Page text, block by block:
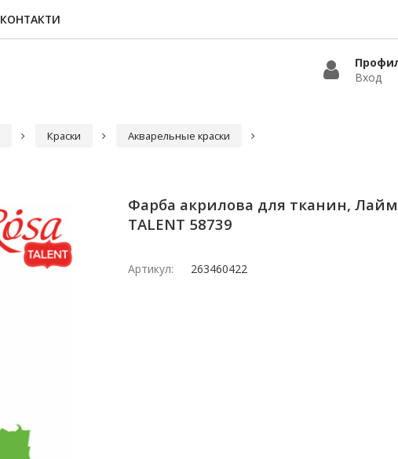
КОНТАКТИ
Вход
Краски
Акварельные краски
Фарба акрилова для тканин,
TALENT 58739
Артикул: 263460422